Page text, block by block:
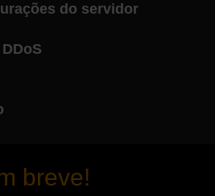
do servidor
breve!